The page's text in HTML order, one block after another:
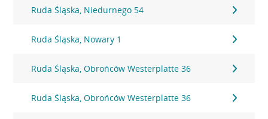
Ruda Śląska, Niedurnego 54
Ruda Śląska, Nowary 1
Ruda Śląska, Obrońców Westerplatte 36
Ruda Śląska, Obrońców Westerplatte 36